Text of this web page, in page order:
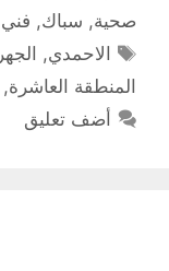
صحية, سباك,
الوسوم
الاحمدي,
المنطقة العاشرة,
أضف تعليق